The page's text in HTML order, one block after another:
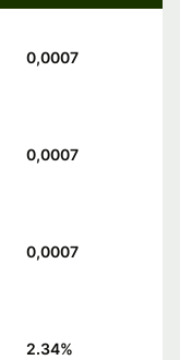
0,0007
0,0007
0,0007
2.34%